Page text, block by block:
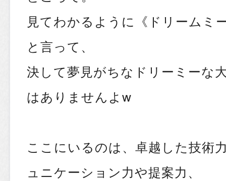
見てわかるように《ドリームミ
と言って、
決して夢見がちなドリーミーな
はありませんよw
ここにいるのは、卓越した技術
ュニケーション力や提案力、